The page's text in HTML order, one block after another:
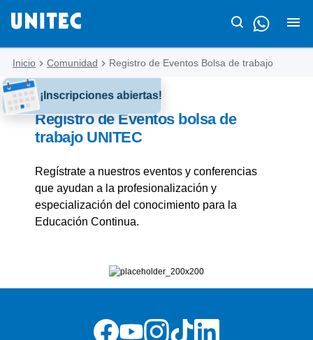
Inicio Comunidad Registro de Eventos Bolsa de trabajo
¡Inscripciones abiertas!
Registro de Eventos bolsa de
trabajo UNITEC
Regístrate a nuestros eventos y conferencias
que ayudan a la profesionalización y
especialización del conocimiento para la
Educación Continua.